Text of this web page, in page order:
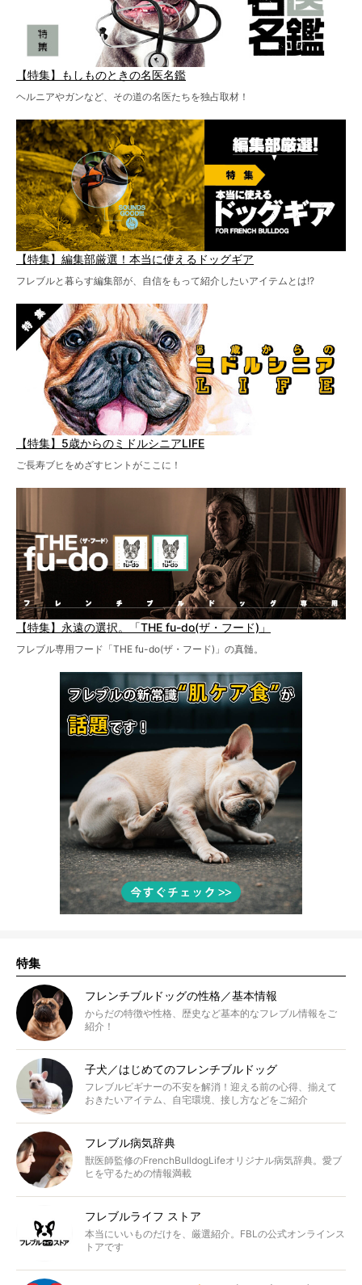
【特集】もしものときの名医名鑑
ヘルニアやガンなど、その道の名医たちを独占取材！
【特集】編集部厳選！本当に使えるドッグギア
フレブルと暮らす編集部が、自信をもって紹介したいアイテムとは!?
【特集】5歳からのミドルシニアLIFE
ご長寿ブヒをめざすヒントがここに！
【特集】永遠の選択。「THE fu-do(ザ・フード)」
フレブル専用フード「THE fu-do(ザ・フード)」の真髄。
特集
フレンチブルドッグの性格／基本情報
からだの特徴や性格、歴史など基本的なフレブル情報をご
紹介！
子犬／はじめてのフレンチブルドッグ
フレブルビギナーの不安を解消！迎える前の心得、揃えて
おきたいアイテム、自宅環境、接し方などをご紹介
フレブル病気辞典
獣医師監修のFrenchBulldogLifeオリジナル病気辞典。愛ブ
ヒを守るための情報満載
フレブルライフ ストア
本当にいいものだけを、厳選紹介。FBLの公式オンラインス
トアです